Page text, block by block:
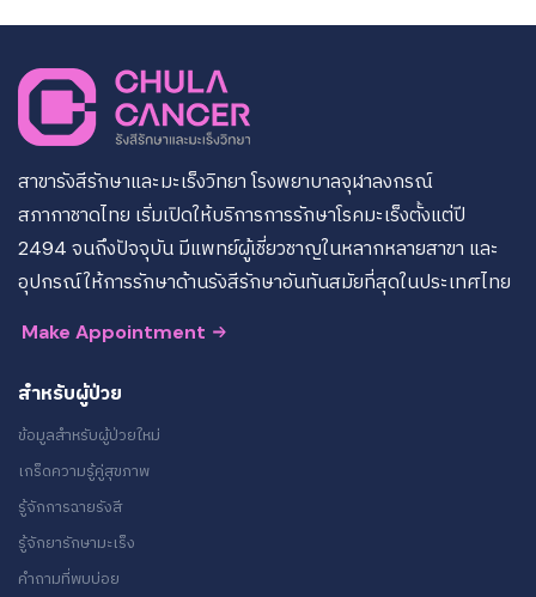
สาขารังสีรักษาและมะเร็งวิทยา โรงพยาบาลจุฬาลงกรณ์
สภากาชาดไทย เริ่มเปิดให้บริการการรักษาโรคมะเร็งตั้งแต่ปี
2494 จนถึงปัจจุบัน มีแพทย์ผู้เชี่ยวชาญในหลากหลายสาขา และ
อุปกรณ์ให้การรักษาด้านรังสีรักษาอันทันสมัยที่สุดในประเทศไทย
Make Appointment
สำหรับผู้ป่วย
ข้อมูลสำหรับผู้ป่วยใหม่
เกร็ดความรู้คู่สุขภาพ
รู้จักการฉายรังสี
รู้จักยารักษามะเร็ง
คำถามที่พบบ่อย